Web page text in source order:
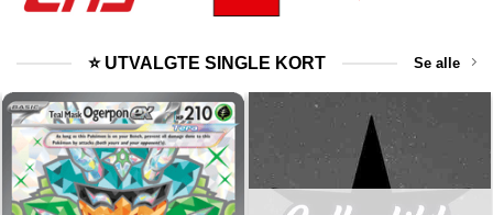
⭐ UTVALGTE SINGLE KORT Se alle